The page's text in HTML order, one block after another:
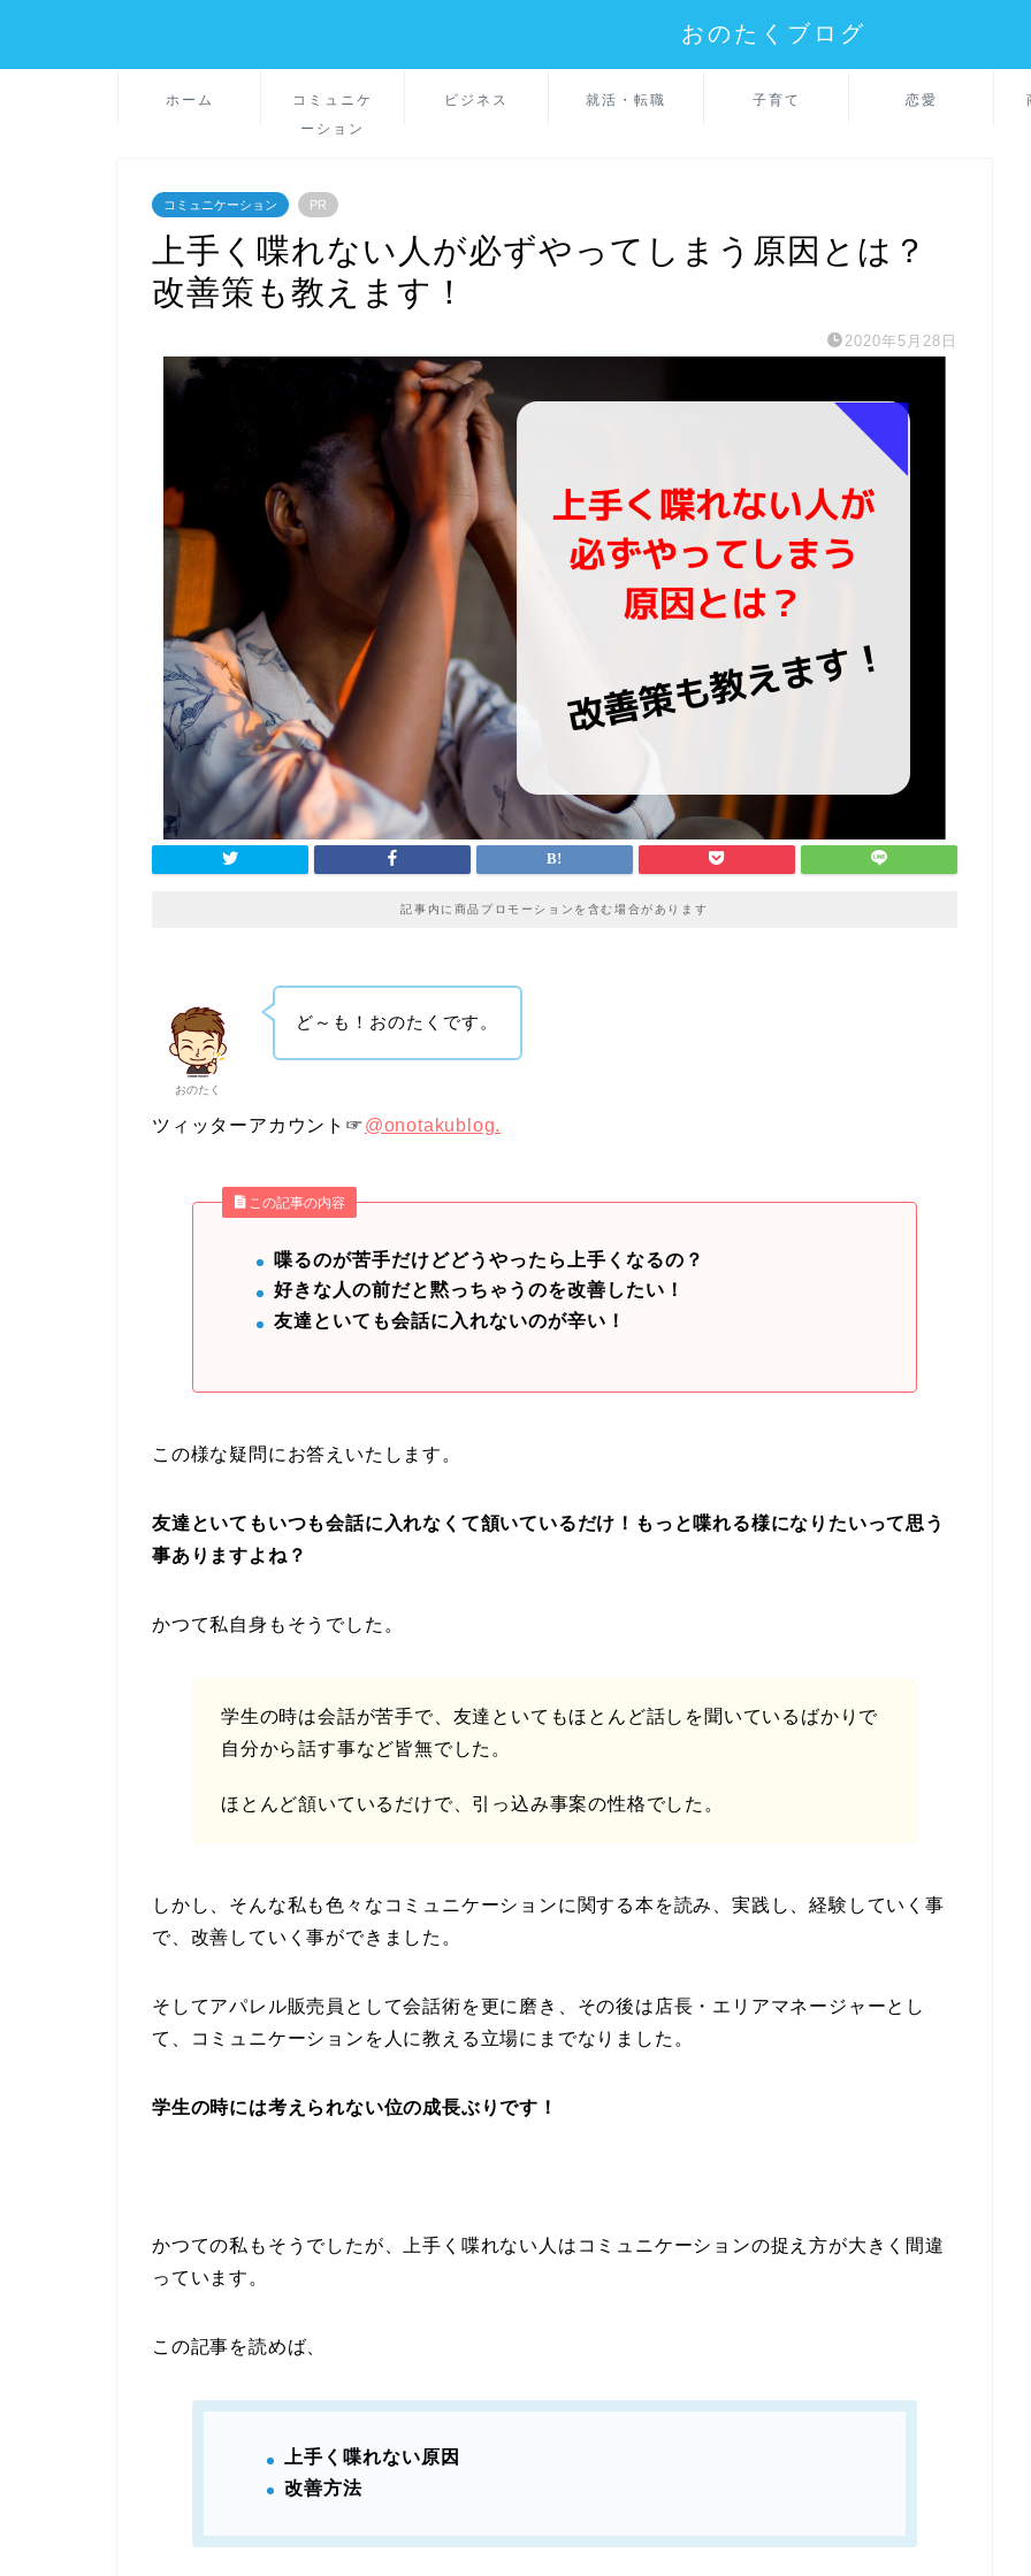
おのたくブログ
ホーム
コミュニケ
ーション
ビジネス 就活・転職 子育て 恋愛
コミュニケーション PR
上手く喋れない人が必ずやってしまう原因とは？
改善策も教えます！
2020年5月28日
記事内に商品プロモーションを含む場合があります
おのたく
ど～も！おのたくです。
ツィッターアカウント☞@onotakublog.
この記事の内容
喋るのが苦手だけどどうやったら上手くなるの？
好きな人の前だと黙っちゃうのを改善したい！
友達といても会話に入れないのが辛い！
この様な疑問にお答えいたします。
友達といてもいつも会話に入れなくて頷いているだけ！もっと喋れる様になりたいって思う
事ありますよね？
かつて私自身もそうでした。
学生の時は会話が苦手で、友達といてもほとんど話しを聞いているばかりで
自分から話す事など皆無でした。
ほとんど頷いているだけで、引っ込み事案の性格でした。
しかし、そんな私も色々なコミュニケーションに関する本を読み、実践し、経験していく事
で、改善していく事ができました。
そしてアパレル販売員として会話術を更に磨き、その後は店長・エリアマネージャーとし
て、コミュニケーションを人に教える立場にまでなりました。
学生の時には考えられない位の成長ぶりです！
かつての私もそうでしたが、上手く喋れない人はコミュニケーションの捉え方が大きく間違
っています。
この記事を読めば、
上手く喋れない原因
改善方法